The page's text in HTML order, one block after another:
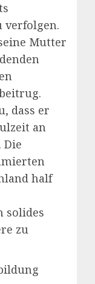
verfolgen.
Mutter
dass er
an
half
solides
zu